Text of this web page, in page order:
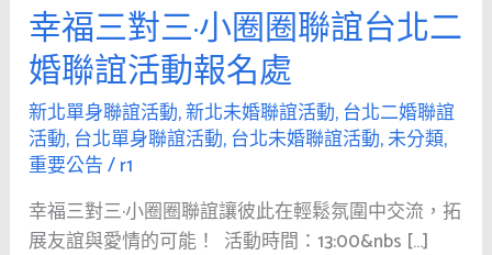
幸福三對三·小圈圈聯誼台北二
婚聯誼活動報名處
新北單身聯誼活動,新北未婚聯誼活動,台北二婚聯誼
活動,台北單身聯誼活動,台北未婚聯誼活動,未分類,
重要公告/r1
幸福三對三·小圈圈聯誼讓彼此在輕鬆氛圍中交流，拓
展友誼與愛情的可能！ 活動時間：13:00&nbs […]
幸
福
三
對
三
·
小
圈